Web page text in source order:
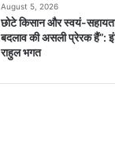
August 5, 2026
छोटे किसान और स्वयं-सहायता
बदलाव की असली प्रेरक हैं”:
राहुल भगत